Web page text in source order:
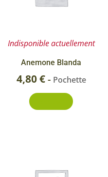
Indisponible actuellement
Anemone Blanda
4,80€- Pochette